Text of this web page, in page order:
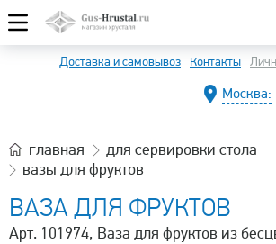
Доставка и самовывоз Контакты
Москва:
главная
для сервировки стола
вазы для фруктов
ВАЗА ДЛЯ ФРУКТОВ
Арт. 101974, Ваза для фруктов из